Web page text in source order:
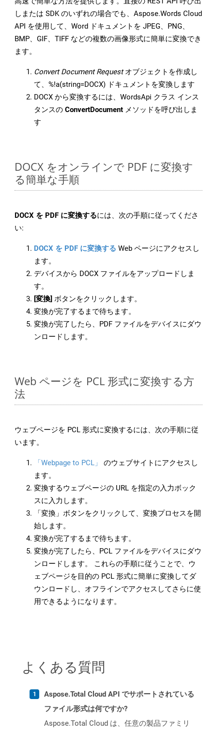
しまたは SDK のいずれの場合でも、Aspose.Words Cloud
API を使用して、Word ドキュメントを JPEG、PNG、
BMP、GIF、TIFF などの複数の画像形式に簡単に変換でき
ます。
Convert Document Requestオブジェクトを作成し
て、%!a(string=DOCX) ドキュメントを変換します
DOCX から変換するには、WordsApi クラス インス
タンスの ConvertDocument メソッドを呼び出しま
す
DOCX をオンラインで PDF に変換す
る簡単な手順
DOCX を PDF に変換するには、次の手順に従ってくださ
い:
DOCX を PDF に変換する Web ページにアクセスし
ます。
デバイスから DOCX ファイルをアップロードしま
す。
[変換] ボタンをクリックします。
変換が完了するまで待ちます。
変換が完了したら、PDF ファイルをデバイスにダウ
ンロードします。
Web ページを PCL 形式に変換する方
法
ウェブページを PCL 形式に変換するには、次の手順に従
います。
「Webpage to PCL」
のウェブサイトにアクセスし
ます。
変換するウェブページの URL を指定の入力ボック
スに入力します。
「変換」ボタンをクリックして、変換プロセスを開
始します。
変換が完了するまで待ちます。
変換が完了したら、PCL ファイルをデバイスにダウ
ンロードします。 これらの手順に従うことで、ウ
ェブページを目的の PCL 形式に簡単に変換してダ
ウンロードし、オフラインでアクセスしてさらに使
用できるようになります。
よくある質問
Aspose.Total Cloud API でサポートされている
ファイル形式は何ですか?
Aspose.Total Cloud は、任意の製品ファミリ